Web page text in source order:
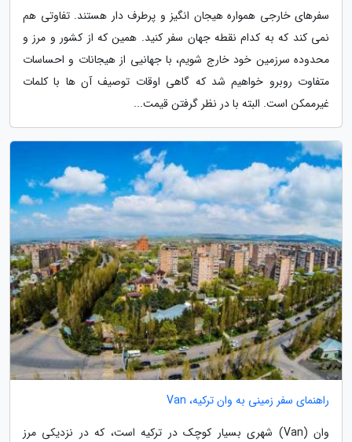
سفرهای خارجی همواره هیجان انگیز و پرطرف دار هستند. تفاوتی هم
نمی کند که به کدام نقطه جهان سفر کنید. همین که از کشور و مرز و
محدوده سرزمین خود خارج شویم، با جهانیی از هیجانات و احساسات
متفاوت روبرو خواهیم شد که گاهی اوقات توصیف آن ها با کلمات
غیرممکن است. البته با در نظر گرفتن قیمت...
راهنمای سفر زمینی به وان ترکیه، Van
وان (Van) شهری بسیار کوچک در ترکیه است، که در نزدیکی مرز